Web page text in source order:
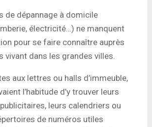
de dépannage à domicile
électricité…) ne manquent
pour se faire connaître auprès
vivant dans les grandes villes.
aux lettres ou halls d’immeuble,
l’habitude d’y trouver leurs
leurs calendriers ou
de numéros utiles